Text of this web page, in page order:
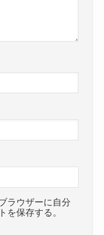
ラウザーに自分
を保存する。